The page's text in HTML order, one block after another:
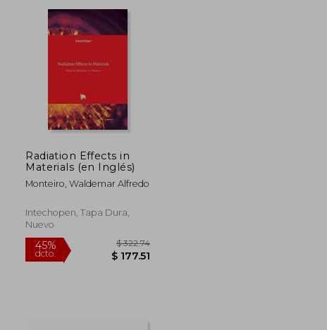
$ 62.27
Radiation Effects in
Materials (en Inglés)
Monteiro, Waldemar Alfredo
Intechopen, Tapa Dura,
Nuevo